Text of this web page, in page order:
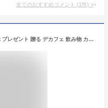
全てのおすすめコメント (1件) >
バレンタイン 妊婦 さん が 喜ぶ プレゼント 贈る デカフェ 飲み物 カフェインレス コーヒー 出産祝い ギフト インスタント ドリップ 猫好き 女性 誕生日 グッズ 送料無料 日本 ママ 用 雑貨 高級 巾着 【当店限定 猫珈きんちゃく付きコーヒー 8種セット】珈琲 内祝い